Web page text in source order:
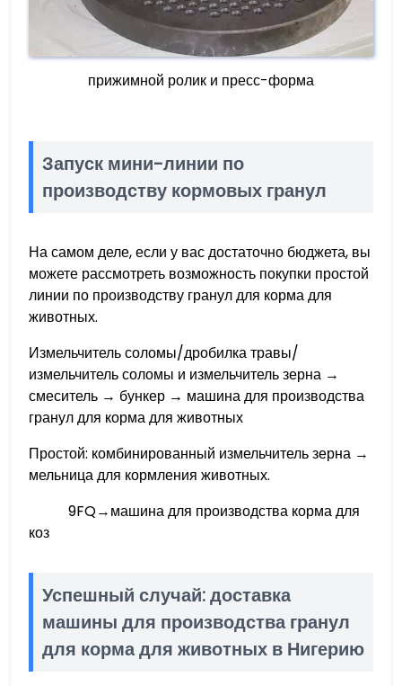
прижимной ролик и пресс-форма
Запуск мини-линии по
производству кормовых гранул
На самом деле, если у вас достаточно бюджета, вы
можете рассмотреть возможность покупки простой
линии по производству гранул для корма для
животных.
Измельчитель соломы/дробилка травы/
измельчитель соломы и измельчитель зерна →
смеситель → бункер → машина для производства
гранул для корма для животных
Простой: комбинированный измельчитель зерна →
мельница для кормления животных.
9FQ→машина для производства корма для
коз
Успешный случай: доставка
машины для производства гранул
для корма для животных в Нигерию